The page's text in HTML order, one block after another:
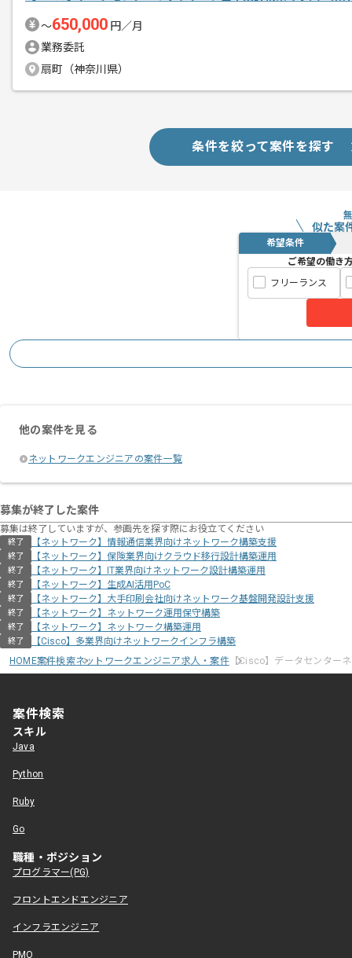
〜650,000 円／月
業務委託
扇町（神奈川県）
条件を絞って案件を探す
似た案
希望条件
ご希望の働き
フリーランス
他の案件を見る
ネットワークエンジニアの案件一覧
募集が終了した案件
募集は終了していますが、参画先を探す際にお役立てください
終了 【ネットワーク】情報通信業界向けネットワーク構築支援
終了 【ネットワーク】保険業界向けクラウド移行設計構築運用
終了 【ネットワーク】IT業界向けネットワーク設計構築運用
終了 【ネットワーク】生成AI活用PoC
終了 【ネットワーク】大手印刷会社向けネットワーク基盤開発設計支援
終了 【ネットワーク】ネットワーク運用保守構築
終了 【ネットワーク】ネットワーク構築運用
終了
【Cisco】多業界向けネットワークインフラ構築
HOME案件検索ネットワークエンジニア求人・案件【Cisco】データセンター
案件検索
スキル
Java
Python
Ruby
Go
職種・ポジション
プログラマー(PG)
フロントエンドエンジニア
インフラエンジニア
PMO